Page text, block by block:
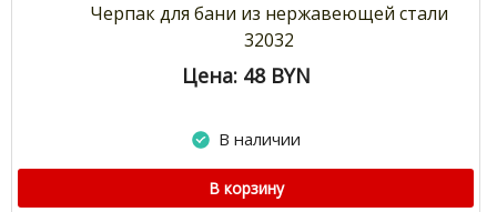
Черпак для бани из нержавеющей стали
32032
Цена: 48 BYN
В наличии
В корзину